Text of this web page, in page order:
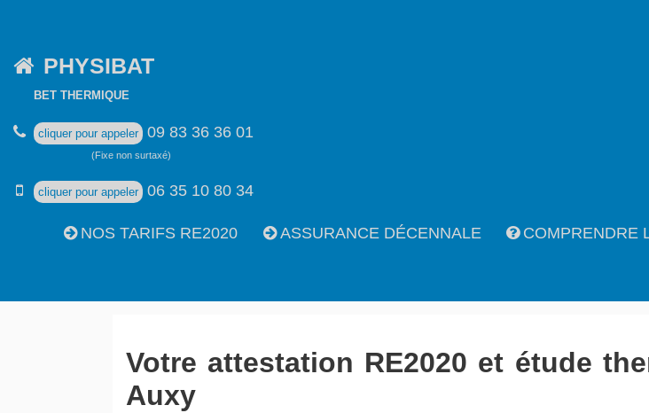
PHYSIBAT
BET THERMIQUE
cliquer pour appeler 09 83 36 36 01
(Fixe non surtaxé)
cliquer pour appeler 06 35 10 80 34
NOS TARIFS RE2020 ASSURANCE DÉCENNALE COMPRENDRE
Votre attestation RE2020 et étude
Auxy